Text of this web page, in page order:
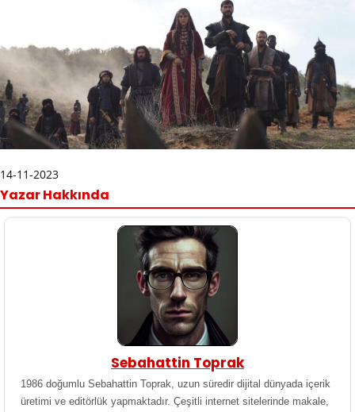
14-11-2023
Yazar Hakkında
Sebahattin Toprak
1986 doğumlu Sebahattin Toprak, uzun süredir dijital dünyada içerik
üretimi ve editörlük yapmaktadır. Çeşitli internet sitelerinde makale,